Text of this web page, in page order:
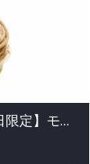
【金・土・日・祝日限定】モンブラン ｜ ジャン＝ポール エヴァン